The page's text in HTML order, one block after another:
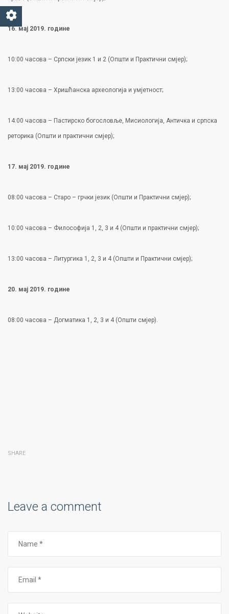
16. мај 2019. године
10:00 часова – Српски језик 1 и 2 (Општи и Практични смјер);
13:00 часова – Хришћанска археологија и умјетност;
14:00 часова – Пастирско богословље, Мисиологија, Античка и српска
реторика (Општи и практични смјер);
17. мај 2019. године
08:00 часова – Старо – грчки језик (Општи и Практични смјер);
10:00 часова – Философија 1, 2, 3 и 4 (Општи и практични смјер);
13:00 часова – Литургика 1, 2, 3 и 4 (Општи и Практични смјер);
20. мај 2019. године
08:00 часова – Догматика 1, 2, 3 и 4 (Општи смјер).
SHARE
Leave a comment